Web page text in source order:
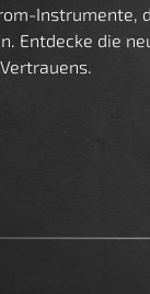
Instrumente,
Entdecke die